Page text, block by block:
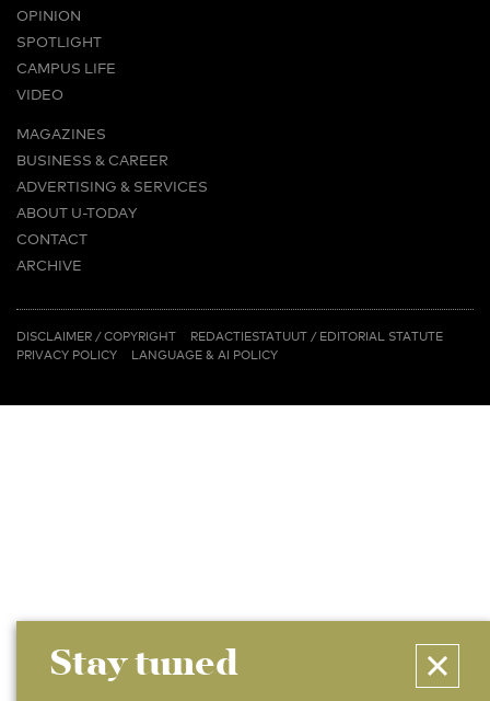
OPINION
SPOTLIGHT
CAMPUS LIFE
VIDEO
MAGAZINES
BUSINESS & CAREER
ADVERTISING & SERVICES
ABOUT U-TODAY
CONTACT
ARCHIVE
LINKS
DISCLAIMER / COPYRIGHT REDACTIESTATUUT (PDF)
/ EDITORIAL STATUTE(PDF)
PRIVACY POLICY
LANGUAGE & AI POLICY
Stay tuned